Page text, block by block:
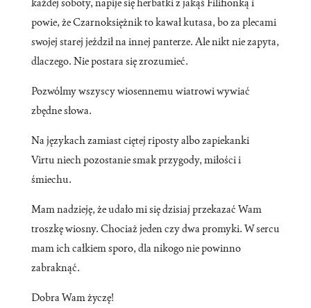
każdej soboty, napije się herbatki z jakąś Filifionką i
powie, że Czarnoksiężnik to kawał kutasa, bo za plecami
swojej starej jeździł na innej panterze. Ale nikt nie zapyta,
dlaczego. Nie postara się zrozumieć.
Pozwólmy wszyscy wiosennemu wiatrowi wywiać
zbędne słowa.
Na językach zamiast ciętej riposty albo zapiekanki
Virtu niech pozostanie smak przygody, miłości i
śmiechu.
Mam nadzieję, że udało mi się dzisiaj przekazać Wam
troszkę wiosny. Chociaż jeden czy dwa promyki. W sercu
mam ich całkiem sporo, dla nikogo nie powinno
zabraknąć.
Dobra Wam życzę!